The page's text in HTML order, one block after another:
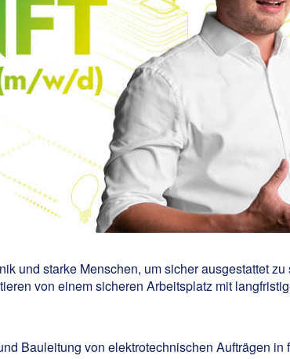
und starke Menschen, um sicher ausgestattet
von einem sicheren Arbeitsplatz mit
Bauleitung von elektrotechnischen Aufträgen